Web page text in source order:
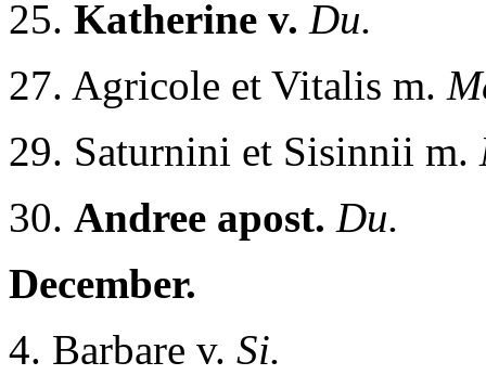
25. Katherine v. Du.
27. Agricole et Vitalis m.
29. Saturnini et Sisinnii m.
30. Andree apost. Du.
December.
4. Barbare v. Si.